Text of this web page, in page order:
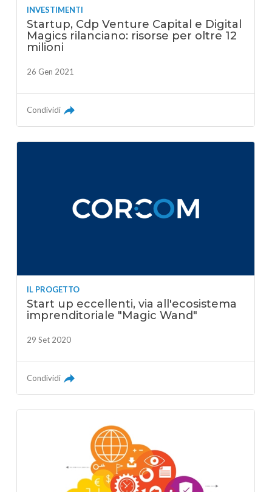
INVESTIMENTI
Startup, Cdp Venture Capital e Digital
Magics rilanciano: risorse per oltre 12
milioni
26 Gen 2021
Condividi
IL PROGETTO
Start up eccellenti, via all'ecosistema
imprenditoriale "Magic Wand"
29 Set 2020
Condividi